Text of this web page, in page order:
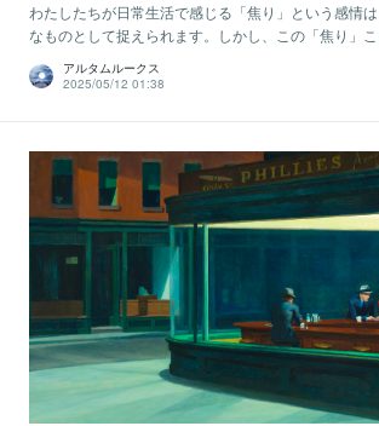
わたしたちが日常生活で感じる「焦り」という感情
なものとして捉えられます。しかし、この「焦り」
アルタムルークス
2025/05/12 01:38